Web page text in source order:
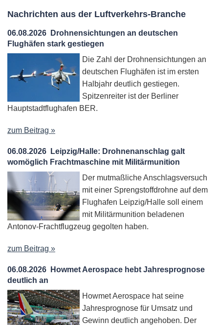
Nachrichten aus der Luftverkehrs-Branche
06.08.2026
Drohnensichtungen an deutschen
Flughäfen stark gestiegen
Die Zahl der Drohnensichtungen an
deutschen Flughäfen ist im ersten
Halbjahr deutlich gestiegen.
Spitzenreiter ist der Berliner
Hauptstadtflughafen BER.
zum Beitrag »
06.08.2026
Leipzig/Halle: Drohnenanschlag galt
womöglich Frachtmaschine mit Militärmunition
Der mutmaßliche Anschlagsversuch
mit einer Sprengstoffdrohne auf dem
Flughafen Leipzig/Halle soll einem
mit Militärmunition beladenen
Antonov-Frachtflugzeug gegolten haben.
zum Beitrag »
06.08.2026
Howmet Aerospace hebt Jahresprognose
deutlich an
Howmet Aerospace hat seine
Jahresprognose für Umsatz und
Gewinn deutlich angehoben. Der